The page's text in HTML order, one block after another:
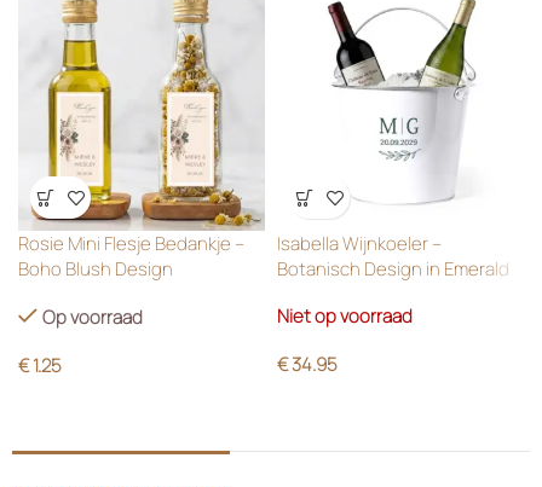
Wensenlijst
Rosie Mini Flesje Bedankje –
Boho Blush Design
Op voorraad
€1.25
Wensenlijst
Isabella Wijnkoeler –
Botanisch Design in Emerald
Niet op voorraad
€34.95